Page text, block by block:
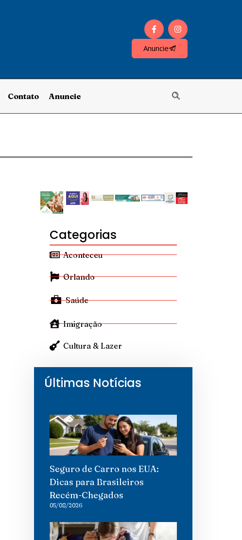
Anuncie
Contato Anuncie
Categorias
Aconteceu
Orlando
Saúde
Imigração
Cultura & Lazer
Últimas Notícias
Seguro de Carro nos EUA:
Dicas para Brasileiros
Recém-Chegados
05/08/2026